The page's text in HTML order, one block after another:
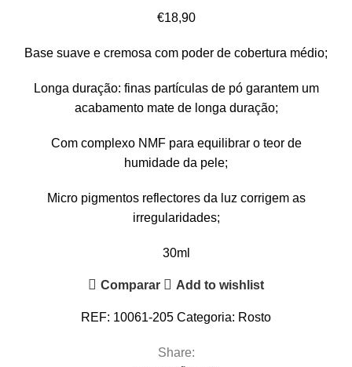
€18,90
Base suave e cremosa com poder de cobertura médio;
Longa duração: finas partículas de pó garantem um
acabamento mate de longa duração;
Com complexo NMF para equilibrar o teor de
humidade da pele;
Micro pigmentos reflectores da luz corrigem as
irregularidades;
30ml
Comparar Add to wishlist
REF: 10061-205 Categoria: Rosto
Share: